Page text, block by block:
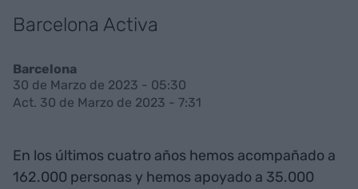
Barcelona Activa
Barcelona
30 de Marzo de 2023 - 05:30
Act. 30 de Marzo de 2023 - 7:31
En los últimos cuatro años hemos acompañado a
162.000 personas y hemos apoyado a 35.000